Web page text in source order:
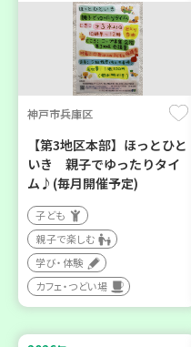
神戸市兵庫区
【第3地区本部】ほっとひと
いき 親子でゆったりタイ
ム♪(毎月開催予定)
子ども
親子で楽しむ
学び・体験
カフェ・つどい場